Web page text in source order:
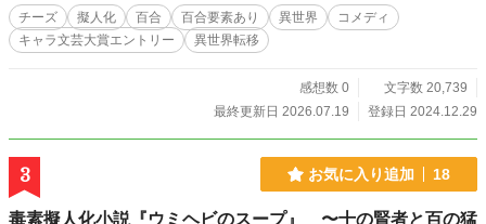
チーズ 擬人化 百合 百合要素あり 異世界
コメディ
キャラ文芸大賞エントリー
異世界転移
感想数 0
文字数 20,739
最終更新日 2026.07.19
登録日 2024.12.29
3 お気に入り追加 18
毒素擬人化小説『ウミヘビのスープ』 〜十の賢者と百の猛